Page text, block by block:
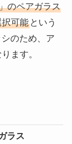
のペアガラス
可能という
のため、ア
ます。
ラス